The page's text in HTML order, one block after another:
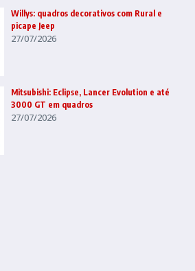
Willys: quadros decorativos com Rural e
picape Jeep
27/07/2026
Mitsubishi: Eclipse, Lancer Evolution e até
3000 GT em quadros
27/07/2026